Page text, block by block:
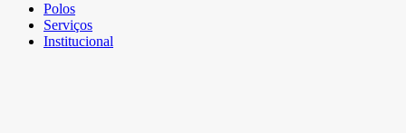
Polos
Serviços
Institucional